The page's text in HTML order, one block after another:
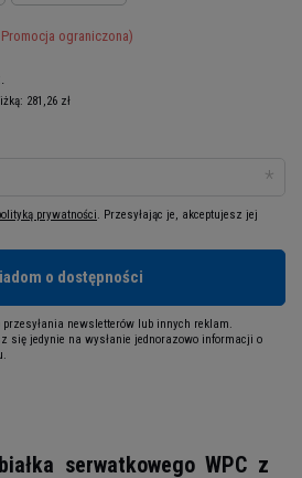
Promocja ograniczona)
281,26 zł
prywatności. Przesyłając je, akceptujesz jej
o dostępności
newsletterów lub innych reklam.
się jedynie na wysłanie jednorazowo informacji o
serwatkowego WPC z